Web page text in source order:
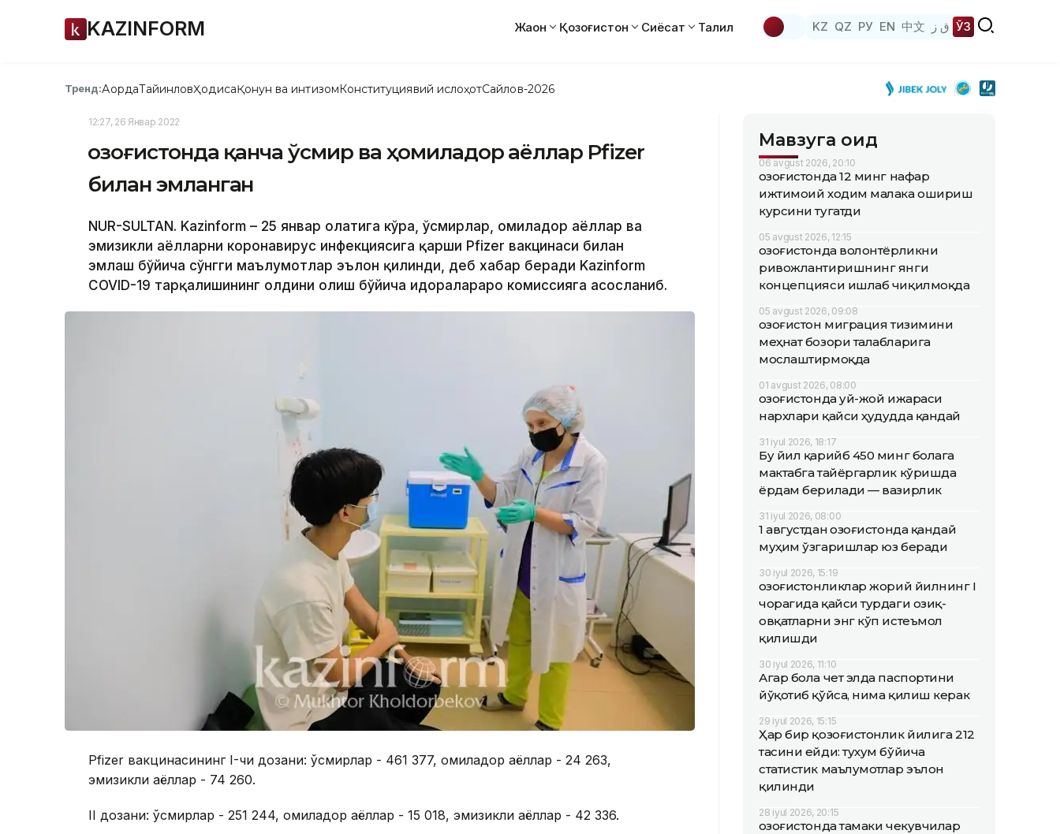
KAZINFORM Жаҳон Қозоғистон Сиёсат Таҳлил KZ QZ РУ EN 中文 ق ز ЎЗ
Тренд:АқордаТайинловҲодисаҚонун ва интизомКонституциявий ислоҳотСайлов-2026
12:27, 26 Январ 2022
Қозоғистонда қанча ўсмир ва ҳомиладор аёллар Pfizer
билан эмланган
NUR-SULTAN. Kazinform – 25 январ ҳолатига кўра, ўсмирлар, ҳомиладор аёллар ва
эмизикли аёлларни коронавирус инфекциясига қарши Pfizer вакцинаси билан
эмлаш бўйича сўнгги маълумотлар эълон қилинди, деб хабар беради Kazinform
COVID-19 тарқалишининг олдини олиш бўйича идоралараро комиссияга асосланиб.
Pfizer вакцинасининг I-чи дозани: ўсмирлар - 461 377, ҳомиладор аёллар - 24 263,
эмизикли аёллар - 74 260.
II дозани: ўсмирлар - 251 244, ҳомиладор аёллар - 15 018, эмизикли аёллар - 42 336.
Мавзуга оид
06 avgust 2026, 20:10
Қозоғистонда 12 минг нафар
ижтимоий ходим малака ошириш
курсини тугатди
05 avgust 2026, 12:15
Қозоғистонда волонтёрликни
ривожлантиришнинг янги
концепцияси ишлаб чиқилмоқда
05 avgust 2026, 09:08
Қозоғистон миграция тизимини
меҳнат бозори талабларига
мослаштирмоқда
01 avgust 2026, 08:00
Қозоғистонда уй-жой ижараси
нархлари қайси ҳудудда қандай
31 iyul 2026, 18:17
Бу йил қарийб 450 минг болага
мактабга тайёргарлик кўришда
ёрдам берилади — вазирлик
31 iyul 2026, 08:00
1 августдан Қозоғистонда қандай
муҳим ўзгаришлар юз беради
30 iyul 2026, 15:19
Қозоғистонликлар жорий йилнинг I
чорагида қайси турдаги озиқ-
овқатларни энг кўп истеъмол
қилишди
30 iyul 2026, 11:10
Агар бола чет элда паспортини
йўқотиб қўйса, нима қилиш керак
29 iyul 2026, 15:15
Ҳар бир қозоғистонлик йилига 212
тасини ейди: тухум бўйича
статистик маълумотлар эълон
қилинди
28 iyul 2026, 20:15
Қозоғистонда тамаки чекувчилар